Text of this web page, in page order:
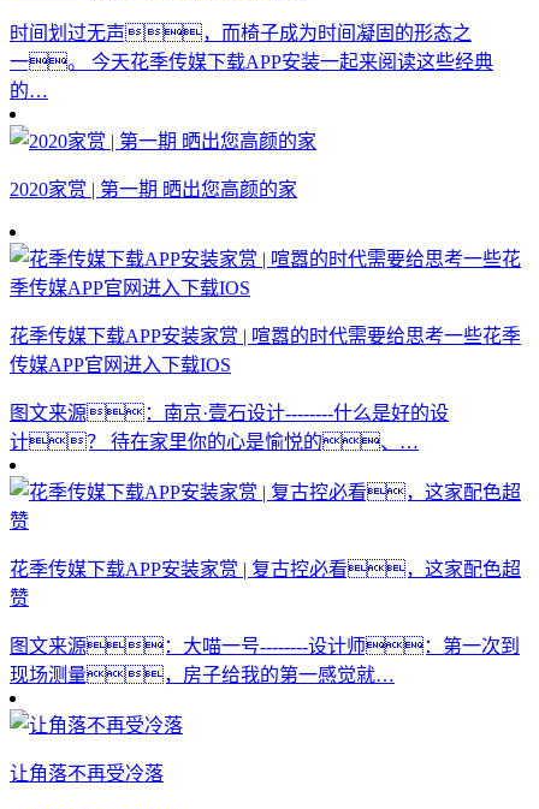
时间划过无声，而椅子成为时间凝固的形态之
一。 今天花季传媒下载APP安装一起来阅读这些经典
的…
2020家赏 | 第一期 晒出您高颜的家
花季传媒下载APP安装家赏 | 喧嚣的时代需要给思考一些花季
传媒APP官网进入下载IOS
图文来源：南京·壹石设计--------什么是好的设
计？ 待在家里你的心是愉悦的、…
花季传媒下载APP安装家赏 | 复古控必看，这家配色超
赞
图文来源：大喵一号--------设计师：第一次到
现场测量，房子给我的第一感觉就…
让角落不再受冷落